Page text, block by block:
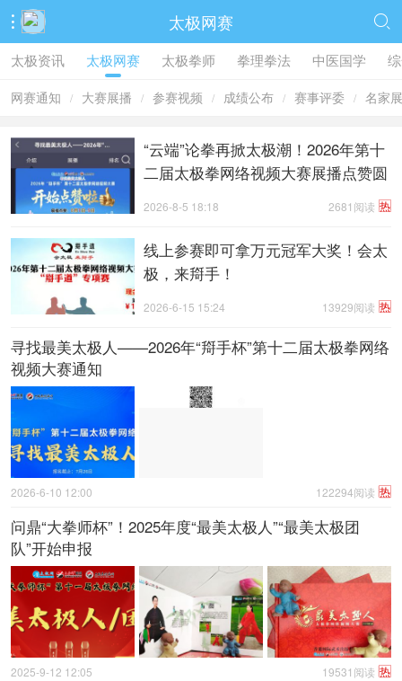
 太极网赛 
太极资讯 太极网赛 太极拳师 拳理拳法 中医国学
网赛通知 / 大赛展播 / 参赛视频 / 成绩公布 / 赛事评委 / 名家
“云端”论拳再掀太极潮！2026年第十
二届太极拳网络视频大赛展播点赞圆
热
2681阅读
2026-8-5 18:18
线上参赛即可拿万元冠军大奖！会太
极，来搿手！
热
13929阅读
2026-6-15 15:24
寻找最美太极人——2026年“搿手杯”第十二届太极拳网络
视频大赛通知
热
122294阅读
2026-6-10 12:00
问鼎“大拳师杯”！2025年度“最美太极人”“最美太极团
队”开始申报
热
19531阅读
2025-9-12 12:05